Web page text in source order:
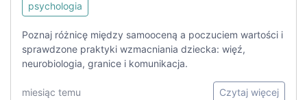
psychologia
Poznaj różnicę między samooceną a poczuciem wartości i
sprawdzone praktyki wzmacniania dziecka: więź,
neurobiologia, granice i komunikacja.
miesiąc temu Czytaj więcej